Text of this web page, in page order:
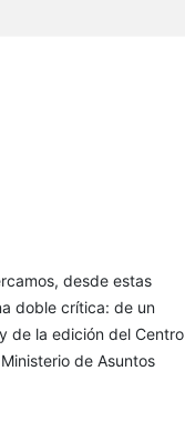
desde estas
doble crítica: de un
de la edición del Centro
de Asuntos